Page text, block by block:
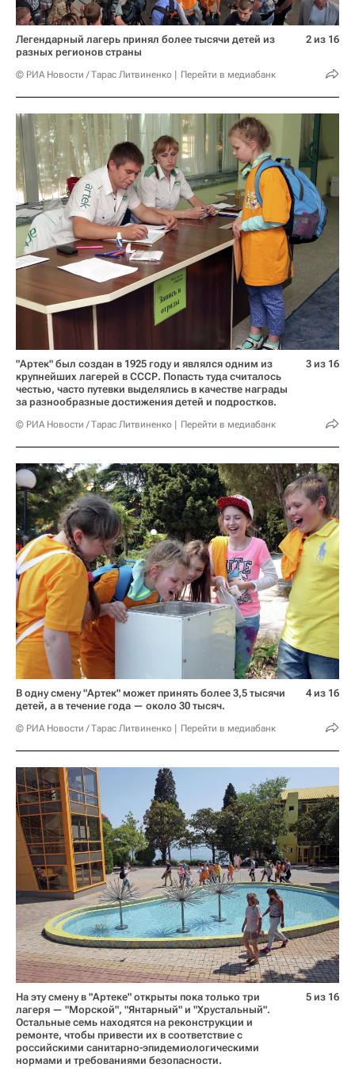
Легендарный лагерь принял более тысячи детей из
разных регионов страны
© РИА Новости / Тарас Литвиненко Перейти в медиабанк
2 из 16
"Артек" был создан в 1925 году и являлся одним из
крупнейших лагерей в СССР. Попасть туда считалось
честью, часто путевки выделялись в качестве награды
за разнообразные достижения детей и подростков.
© РИА Новости / Тарас Литвиненко Перейти в медиабанк
3 из 16
В одну смену "Артек" может принять более 3,5 тысячи
детей, а в течение года — около 30 тысяч.
© РИА Новости / Тарас Литвиненко Перейти в медиабанк
4 из 16
На эту смену в "Артеке" открыты пока только три
лагеря — "Морской", "Янтарный" и "Хрустальный".
Остальные семь находятся на реконструкции и
ремонте, чтобы привести их в соответствие с
российскими санитарно-эпидемиологическими
нормами и требованиями безопасности.
5 из 16